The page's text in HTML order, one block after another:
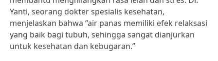
Yanti, seorang dokter spesialis kesehatan,
menjelaskan bahwa “air panas memiliki efek relaksasi
yang baik bagi tubuh, sehingga sangat dianjurkan
untuk kesehatan dan kebugaran.”